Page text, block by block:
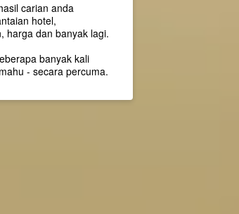
carian anda
hotel,
harga dan banyak lagi.
banyak kali
- secara percuma.